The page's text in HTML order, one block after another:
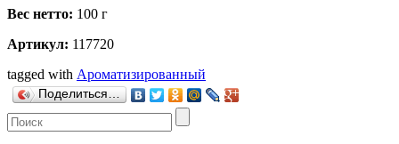
Вес нетто: 100 г
Артикул: 117720
tagged with Ароматизированный
Поделиться…